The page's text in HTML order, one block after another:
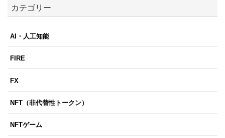
カテゴリー
AI・人工知能
FIRE
FX
NFT（非代替性トークン）
NFTゲーム